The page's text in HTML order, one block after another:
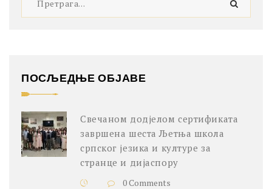
ПОСЉЕДЊЕ ОБЈАВЕ
Свечаном додјелом сертификата
завршена шеста Љетња школа
српског језика и културе за
странце и дијаспору
0 Comments